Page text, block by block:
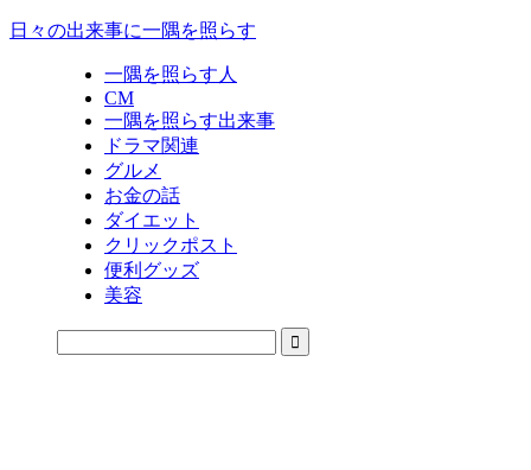
日々の出来事に一隅を照らす
一隅を照らす人
CM
一隅を照らす出来事
ドラマ関連
グルメ
お金の話
ダイエット
クリックポスト
便利グッズ
美容